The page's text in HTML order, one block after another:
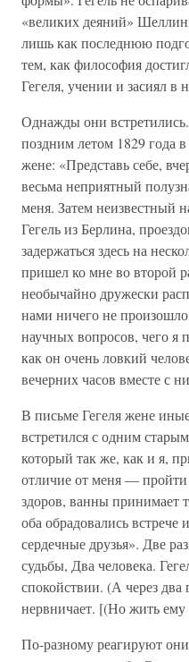
«великих деяний»
лишь как последнюю
тем, как философия
Гегеля, учении и засиял в
Однажды они
поздним летом 1829 года
жене: «Представь себе,
весьма неприятный
меня. Затем неизвестный
Гегель из Берлина,
задержаться здесь на
пришел ко мне во второй
необычайно дружески
нами ничего не
научных вопросов, чего я
как он очень ловкий
вечерних часов вместе с
В письме Гегеля жене
встретился с одним
который так же, как и я,
отличие от меня — пройти
здоров, ванны принимает
оба обрадовались встрече
сердечные друзья». Две
судьбы, Два человека.
спокойствии. (А через
нервничает. [(Но жить ему
По-разному реагируют